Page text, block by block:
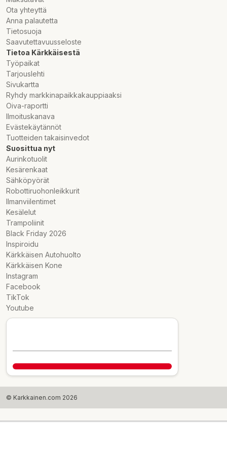
Märkström: DC 5,0 A (12 V) / 2,5 A (24 V)
Genomsnittlig strömförbrukning under kylning (uppstart)
4-5A (12V)
Genomsnittlig strömförbrukning under underhåll 2-3A
(12V)
DC-säkring: 15 A
Skyddsklass: III
Miljöklassning: T/ST/N/SN
Köldmedium: (R1234yf) 40 g
Skumblåsningsmedel: C5H10
CO²-ekvivalent: 0,058 t
Temperaturområde: 20ºC till -20ºC
Strömförbrukning: max. 0,22 kWh / 24 timmar
Yttermått (L x B x H): 68,9 x 41,2 x 46,5 cm
Vikt: 14,6 kg
Volym: 42 l
Garanti: 2 år, med kompressor 3 år
Ota yhteyttä
Anna palautetta
Tietosuoja
Saavutettavuusseloste
Tietoa Kärkkäisestä
Työpaikat
Tarjouslehti
Sivukartta
Ryhdy markkinapaikkakauppiaaksi
Oiva-raportti
Ilmoituskanava
Evästekäytännöt
Tuotteiden takaisinvedot
Suosittua nyt
Aurinkotuolit
Kesärenkaat
Sähköpyörät
Robottiruohonleikkurit
Ilmanviilentimet
Kesälelut
Trampoliinit
Black Friday 2026
Inspiroidu
Kärkkäisen Autohuolto
Kärkkäisen Kone
Instagram
Facebook
TikTok
Youtube
© Karkkainen.com 2026